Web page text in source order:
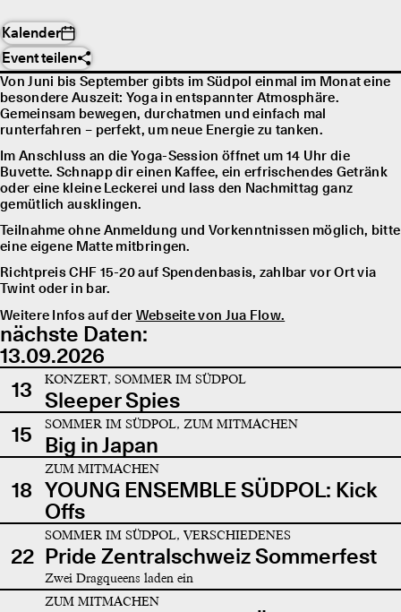
Kalender
Event teilen
Von Juni bis September gibts im Südpol einmal im Monat eine
besondere Auszeit: Yoga in entspannter Atmosphäre.
Gemeinsam bewegen, durchatmen und einfach mal
runterfahren – perfekt, um neue Energie zu tanken.
Im Anschluss an die Yoga-Session öffnet um 14 Uhr die
Buvette. Schnapp dir einen Kaffee, ein erfrischendes Getränk
oder eine kleine Leckerei und lass den Nachmittag ganz
gemütlich ausklingen.
Teilnahme ohne Anmeldung und Vorkenntnissen möglich, bitte
eine eigene Matte mitbringen.
Richtpreis CHF 15-20 auf Spendenbasis, zahlbar vor Ort via
Twint oder in bar.
Weitere Infos auf der Webseite von Jua Flow.
nächste Daten:
13.09.2026
13
KONZERT, SOMMER IM SÜDPOL
Sleeper Spies
15
SOMMER IM SÜDPOL, ZUM MITMACHEN
Big in Japan
18
ZUM MITMACHEN
YOUNG ENSEMBLE SÜDPOL: Kick
Offs
22
SOMMER IM SÜDPOL, VERSCHIEDENES
Pride Zentralschweiz Sommerfest
Zwei Dragqueens laden ein
ZUM MITMACHEN